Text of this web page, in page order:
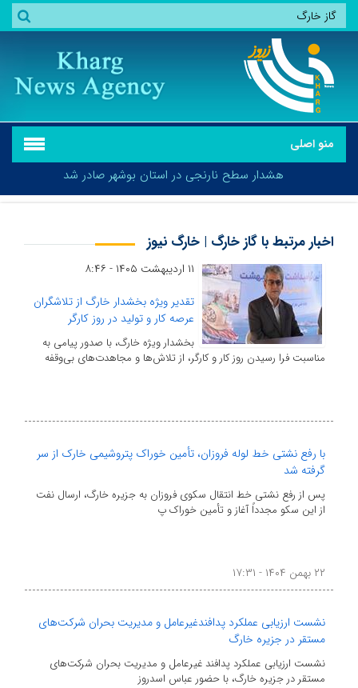
منو اصلی
هشدار سطح نارنجی در استان بوشهر صادر شد
هشدار سطح نارنجی در استان بوشهر صادر شد
اخبار مرتبط با گاز خارگ | خارگ نیوز
۱۱ اردیبهشت ۱۴۰۵ - ۸:۴۶
تقدیر ویژه بخشدار خارگ از تلاشگران
عرصه کار و تولید در روز کارگر
بخشدار ویژه خارگ، با صدور پیامی به
مناسبت فرا رسیدن روز کار و کارگر، از تلاش‌ها و مجاهدت‌های بی‌وقفه
با رفع نشتی خط لوله فروزان، تأمین خوراک پتروشیمی خارک از سر
گرفته شد
پس از رفع نشتی خط انتقال سکوی فروزان به جزیره خارگ، ارسال نفت
از این سکو مجدداً آغاز و تأمین خوراک پ
۲۲ بهمن ۱۴۰۴ - ۱۷:۳۱
نشست ارزیابی عملکرد پدافندغیرعامل و مدیریت بحران شرکت‌های
مستقر در جزیره خارگ
نشست ارزیابی عملکرد پدافند غیرعامل و مدیریت بحران شرکت‌های
مستقر در جزیره خارگ، با حضور عباس اسدروز